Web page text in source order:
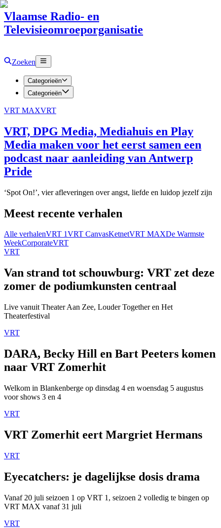
Vlaamse Radio- en
Televisieomroeporganisatie
Zoeken
Categorieën
Categorieën
VRT MAXVRT
VRT, DPG Media, Mediahuis en Play
Media maken voor het eerst samen een
podcast naar aanleiding van Antwerp
Pride
‘Spot On!’, vier afleveringen over angst, liefde en luidop jezelf zijn
Meest recente verhalen
Alle verhalenVRT 1VRT CanvasKetnetVRT MAXDe Warmste
WeekCorporateVRT
VRT
Van strand tot schouwburg: VRT zet deze
zomer de podiumkunsten centraal
Live vanuit Theater Aan Zee, Louder Together en Het
Theaterfestival
VRT
DARA, Becky Hill en Bart Peeters komen
naar VRT Zomerhit
Welkom in Blankenberge op dinsdag 4 en woensdag 5 augustus
voor shows 3 en 4
VRT
VRT Zomerhit eert Margriet Hermans
VRT
Eyecatchers: je dagelijkse dosis drama
Vanaf 20 juli seizoen 1 op VRT 1, seizoen 2 volledig te bingen op
VRT MAX vanaf 31 juli
VRT